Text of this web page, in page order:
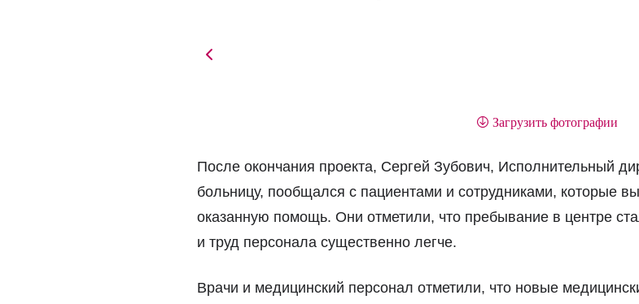
Загрузить фотографии
После окончания проекта, Сергей Зубович, Исполнительный
больницу, пообщался с пациентами и сотрудниками, которые
оказанную помощь. Они отметили, что пребывание в центре
и труд персонала существенно легче.
Врачи и медицинский персонал отметили, что новые